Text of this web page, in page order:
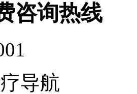
咨询热线
导航